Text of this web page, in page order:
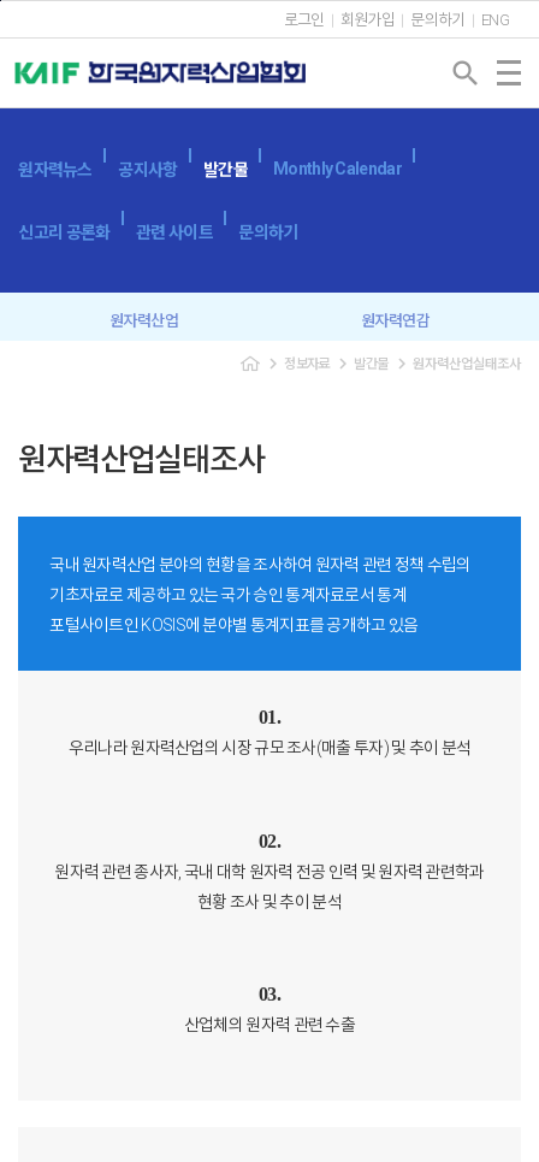
로그인 회원가입 문의하기 ENG
search
원자력뉴스 공지사항 발간물 Monthly Calendar
신고리 공론화 관련 사이트 문의하기
원자력산업 원자력연감
navigate_next 정보자료 navigate_next 발간물 navigate_next 원자력산업실태조사
원자력산업실태조사
국내 원자력산업 분야의 현황을 조사하여 원자력 관련 정책 수립의
기초자료로 제공하고 있는 국가 승인 통계자료로서 통계
포털사이트인 KOSIS에 분야별 통계지표를 공개하고 있음
01.
우리나라 원자력산업의 시장 규모 조사(매출 투자) 및 추이 분석
02.
원자력 관련 종사자, 국내 대학 원자력 전공 인력 및 원자력 관련학과
현황 조사 및 추이 분석
03.
산업체의 원자력 관련 수출